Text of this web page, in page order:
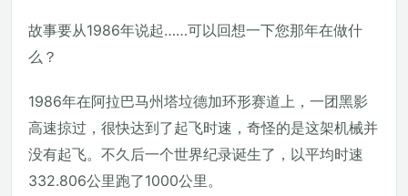
故事要从1986年说起……可以回想一下您那年在做什
么？
1986年在阿拉巴马州塔垃德加环形赛道上，一团黑影
高速掠过，很快达到了起飞时速，奇怪的是这架机械并
没有起飞。不久后一个世界纪录诞生了，以平均时速
332.806公里跑了1000公里。